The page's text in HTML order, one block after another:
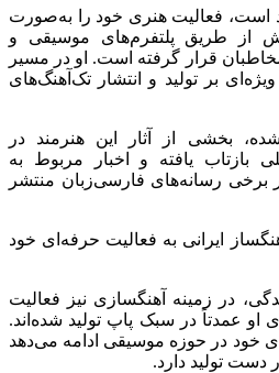
است، فعالیت هنری خود را به‌صورت
از طریق پلتفرم‌های موسیقی و
قرار گرفته است. او در مسیر
بر تولید و انتشار تک‌آهنگ‌های
بخشی از آثار این هنرمند در
بازتاب یافته و اخبار مربوط به
برخی رسانه‌های فارسی‌زبان منتشر
در زمینه آهنگسازی نیز فعالیت
او عمدتاً در سبک پاپ تولید شده‌اند.
خود در حوزه موسیقی ادامه می‌دهد
دست تولید دارد.